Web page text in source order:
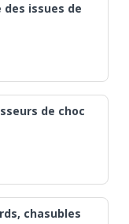
des issues de
de choc
chasubles